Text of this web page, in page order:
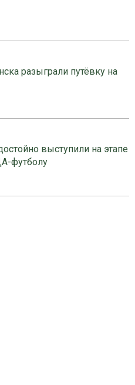
разыграли путёвку на
выступили на этапе
футболу